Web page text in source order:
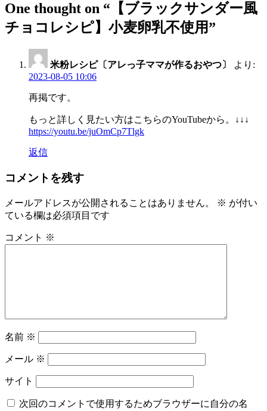
ビ
ゲ
One thought on “ 【ブラックサンダー風
チョコレシピ】小麦卵乳不使用”
米粉レシピ〔アレっ子ママが作るおやつ〕
より:
2023-08-05 10:06
再掲です。
もっと詳しく見たい方はこちらのYouTubeから。↓↓↓
https://youtu.be/juOmCp7Tlgk
返信
コメントを残す
メールアドレスが公開されることはありません。 ※ が付い
ている欄は必須項目です
コメント ※
名前 ※
メール ※
サイト
次回のコメントで使用するためブラウザーに自分の名